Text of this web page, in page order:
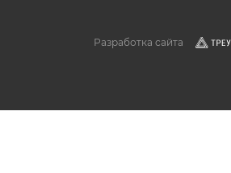
Разработка сайта